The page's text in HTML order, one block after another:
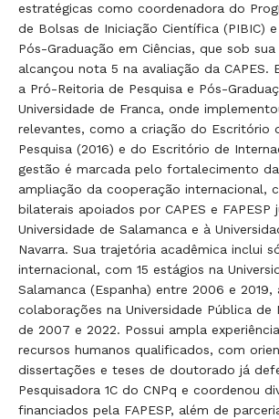
estratégicas como coordenadora do
de Bolsas de Iniciação Científica (PIBIC)
Pós-Graduação em Ciências, que sob
alcançou nota 5 na avaliação da CAPES.
a Pró-Reitoria de Pesquisa e Pós-
Universidade de Franca, onde
relevantes, como a criação do Escritório
Pesquisa (2016) e do Escritório de
gestão é marcada pelo fortalecimento
ampliação da cooperação internacional,
bilaterais apoiados por CAPES e FAPESP
Universidade de Salamanca e à
Navarra. Sua trajetória acadêmica inclui
internacional, com 15 estágios na
Salamanca (Espanha) entre 2006 e 2019,
colaborações na Universidade Pública de
de 2007 e 2022. Possui ampla
recursos humanos qualificados, com
dissertações e teses de doutorado já
Pesquisadora 1C do CNPq e coordenou
financiados pela FAPESP, além de